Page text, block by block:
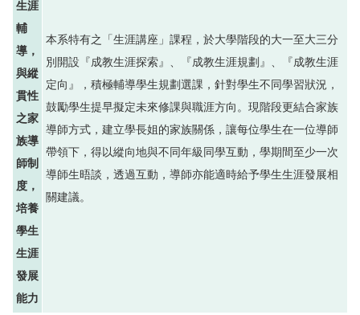
生涯
輔
導，
與縱
貫性
之家
族導
師制
度，
培養
學生
生涯
發展
能力
本系特有之「生涯講座」課程，於大學階段的大一至大三分
別開設『成教生涯探索』、『成教生涯規劃』、『成教生涯
定向』，積極輔導學生規劃選課，針對學生不同學習狀況，
鼓勵學生提早擬定未來修課與職涯方向。現階段更結合家族
導師方式，建立學長姐的家族關係，讓每位學生在一位導師
帶領下，得以縱向地與不同年級同學互動，學期間至少一次
導師生晤談，透過互動，導師亦能適時給予學生生涯發展相
關建議。